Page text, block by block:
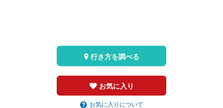
お気に入り
お気に入りについて
行き方を調べる